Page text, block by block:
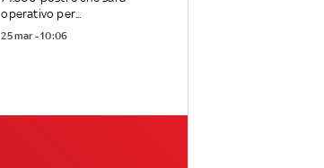
operativo per...
25 mar - 10:06